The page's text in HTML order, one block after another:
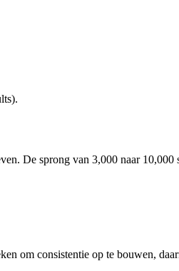
De sprong van 3,000 naar
om consistentie op te bouwen,